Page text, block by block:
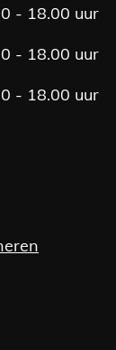
- 18.00 uur
- 18.00 uur
- 18.00 uur